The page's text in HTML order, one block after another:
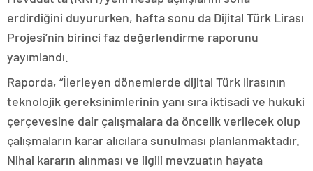
erdirdiğini duyururken, hafta sonu da Dijital Türk Lirası
Projesi’nin birinci faz değerlendirme raporunu
yayımlandı.
Raporda, “İlerleyen dönemlerde dijital Türk lirasının
teknolojik gereksinimlerinin yanı sıra iktisadi ve hukuki
çerçevesine dair çalışmalara da öncelik verilecek olup
çalışmaların karar alıcılara sunulması planlanmaktadır.
Nihai kararın alınması ve ilgili mevzuatın hayata